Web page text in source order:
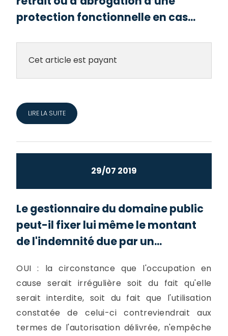
protection fonctionnelle en cas...
Cet article est payant
LIRE LA SUITE
29/07 2019
Le gestionnaire du domaine public
peut-il fixer lui même le montant
de l'indemnité due par un...
OUI : la circonstance que l'occupation en
cause serait irrégulière soit du fait qu'elle
serait interdite, soit du fait que l'utilisation
constatée de celui-ci contreviendrait aux
termes de l'autorisation délivrée, n'empêche